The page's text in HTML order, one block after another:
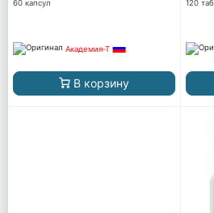
60 капсул
Академия-Т
В корзину
120